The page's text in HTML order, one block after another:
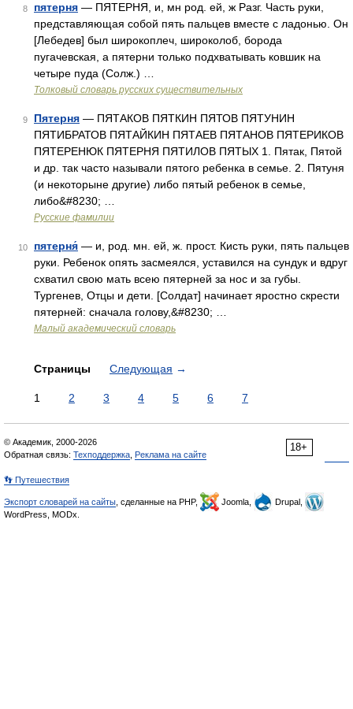
8 пятерня — ПЯТЕРНЯ, и, мн род. ей, ж Разг. Часть руки,
представляющая собой пять пальцев вместе с ладонью. Он
[Лебедев] был широкоплеч, широколоб, борода
пугачевская, а пятерни только подхватывать ковшик на
четыре пуда (Солж.) …
Толковый словарь русских существительных
9 Пятерня — ПЯТАКОВ ПЯТКИН ПЯТОВ ПЯТУНИН
ПЯТИБРАТОВ ПЯТАЙКИН ПЯТАЕВ ПЯТАНОВ ПЯТЕРИКОВ
ПЯТЕРЕНЮК ПЯТЕРНЯ ПЯТИЛОВ ПЯТЫХ 1. Пятак, Пятой
и др. так часто называли пятого ребенка в семье. 2. Пятуня
(и некоторыне другие) либо пятый ребенок в семье,
либо&#8230; …
Русские фамилии
10 пятерня́ — и, род. мн. ей, ж. прост. Кисть руки, пять пальцев
руки. Ребенок опять засмеялся, уставился на сундук и вдруг
схватил свою мать всею пятерней за нос и за губы.
Тургенев, Отцы и дети. [Солдат] начинает яростно скрести
пятерней: сначала голову,&#8230; …
Малый академический словарь
Страницы Следующая →
1 2 3 4 5 6 7
18+
© Академик, 2000-2026
Обратная связь: Техподдержка Реклама на сайте
👣 Путешествия
Экспорт словарей на сайты , сделанные на PHP, Joomla,
Drupal,
WordPress, MODx.